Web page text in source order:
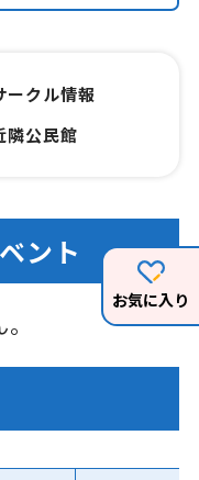
お気に入り
ークル情報
隣公民館
ント